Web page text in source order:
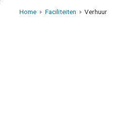
Home Faciliteiten Verhuur